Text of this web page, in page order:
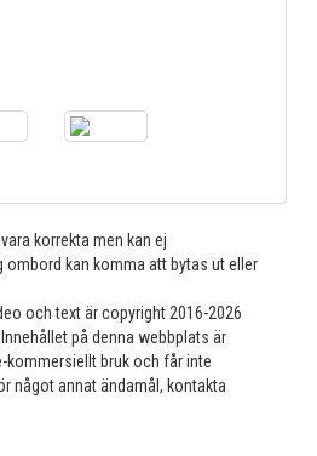
korrekta men kan ej
ombord kan komma att bytas ut eller
och text är copyright 2016-2026
på denna webbplats är
bruk och får inte
något annat ändamål, kontakta